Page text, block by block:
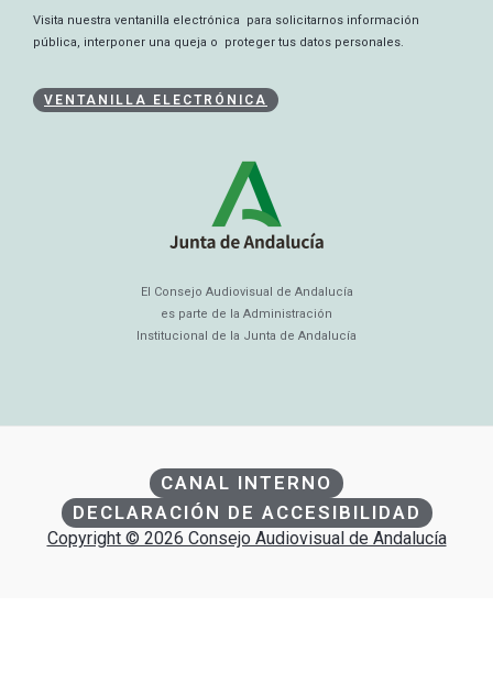
Visita nuestra ventanilla electrónica para solicitarnos información
pública, interponer una queja o proteger tus datos personales.
VENTANILLA ELECTRÓNICA
El Consejo Audiovisual de Andalucía
es parte de la Administración
Institucional de la Junta de Andalucía
CANAL INTERNO
DECLARACIÓN DE ACCESIBILIDAD
Copyright © 2026 Consejo Audiovisual de Andalucía